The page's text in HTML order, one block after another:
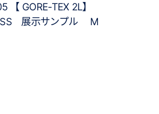
【 GORE-TEX 2L】
展示サンプル M